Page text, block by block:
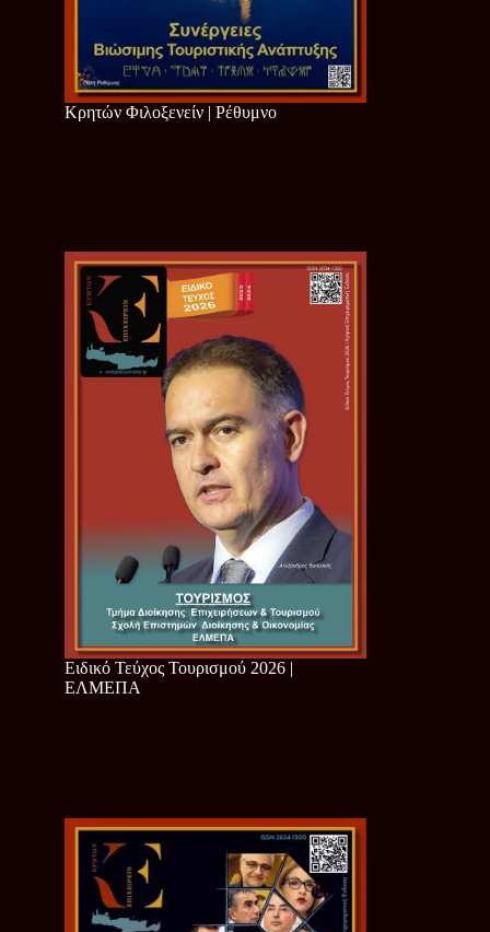
Κρητών Φιλοξενείν | Ρέθυμνο
Ειδικό Τεύχος Τουρισμού 2026 |
ΕΛΜΕΠΑ